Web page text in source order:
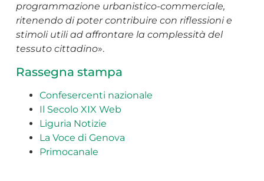
programmazione urbanistico-commerciale,
ritenendo di poter contribuire con riflessioni e
stimoli utili ad affrontare la complessità del
tessuto cittadino».
Rassegna stampa
Confesercenti nazionale
Il Secolo XIX Web
Liguria Notizie
La Voce di Genova
Primocanale